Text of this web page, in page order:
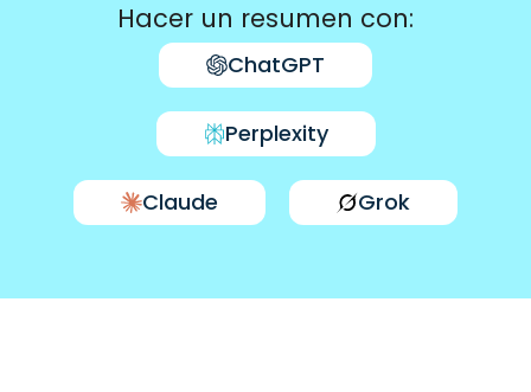
Hacer un resumen con:
ChatGPT
Perplexity
Claude Grok